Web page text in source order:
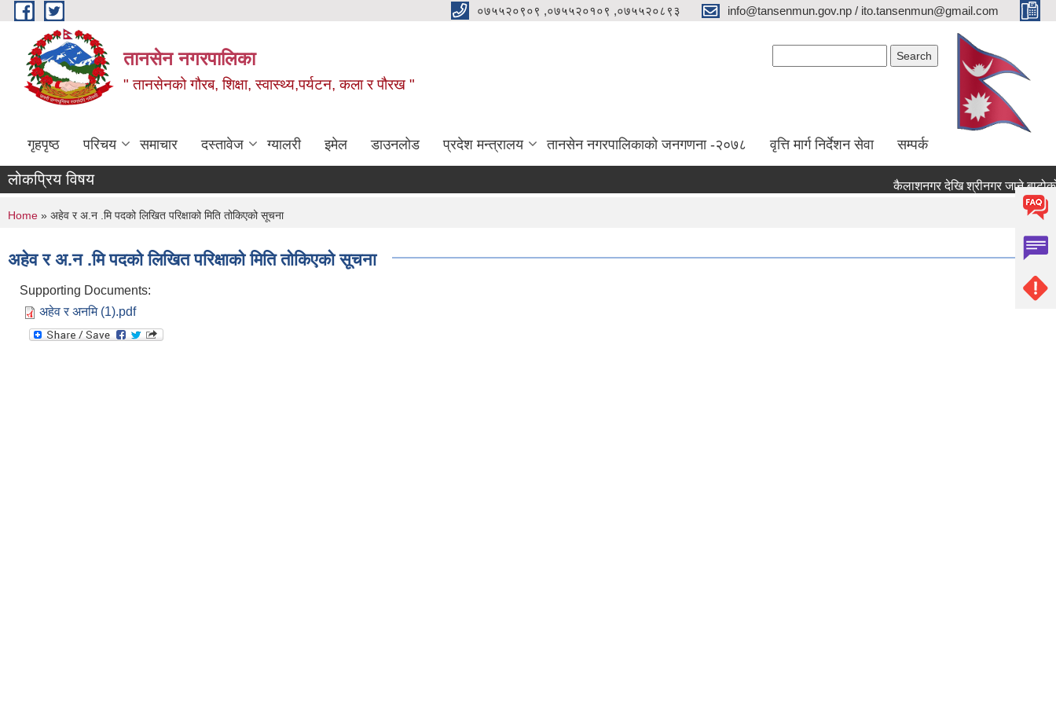
Skip to main content ०७५५२०९०९ ,०७५५२०१०९ ,०७५५२०८९३ info@tansenmun.gov.np / ito.tansenmun@gmail.com
तानसेन नगरपालिका
" तानसेनको गौरब, शिक्षा, स्वास्थ्य,पर्यटन, कला र पौरख "
गृहपृष्ठ परिचय समाचार दस्तावेज ग्यालरी इमेल डाउनलोड प्रदेश मन्त्रालय तानसेन नगरपालिकाको जनगणना -२०७८ वृत्ति मार्ग निर्देशन सेवा सम्पर्क
लोकप्रिय विषय
You are here
Home » अहेव र अ.न .मि पदको लिखित परिक्षाको मिति तोकिएको सूचना
अहेव र अ.न .मि पदको लिखित परिक्षाको मिति तोकिएको सूचना
Supporting Documents:
अहेव र अनमि (1).pdf